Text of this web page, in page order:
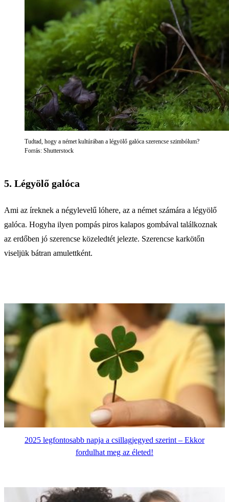
Tudtad, hogy a német kultúrában a légyölő galóca szerencse szimbólum?
Forrás: Shutterstock
5. Légyölő galóca
Ami az íreknek a négylevelű lóhere, az a német számára a légyölő
galóca. Hogyha ilyen pompás piros kalapos gombával találkoznak
az erdőben jó szerencse közeledtét jelezte. Szerencse karkötőn
viseljük bátran amulettként.
2025 legfontosabb napja a csillagjegyed szerint – Ekkor
fordulhat meg az életed!